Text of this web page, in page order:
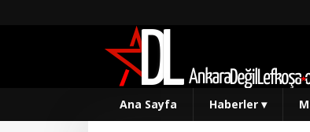
Ana Sayfa Haberler ▾